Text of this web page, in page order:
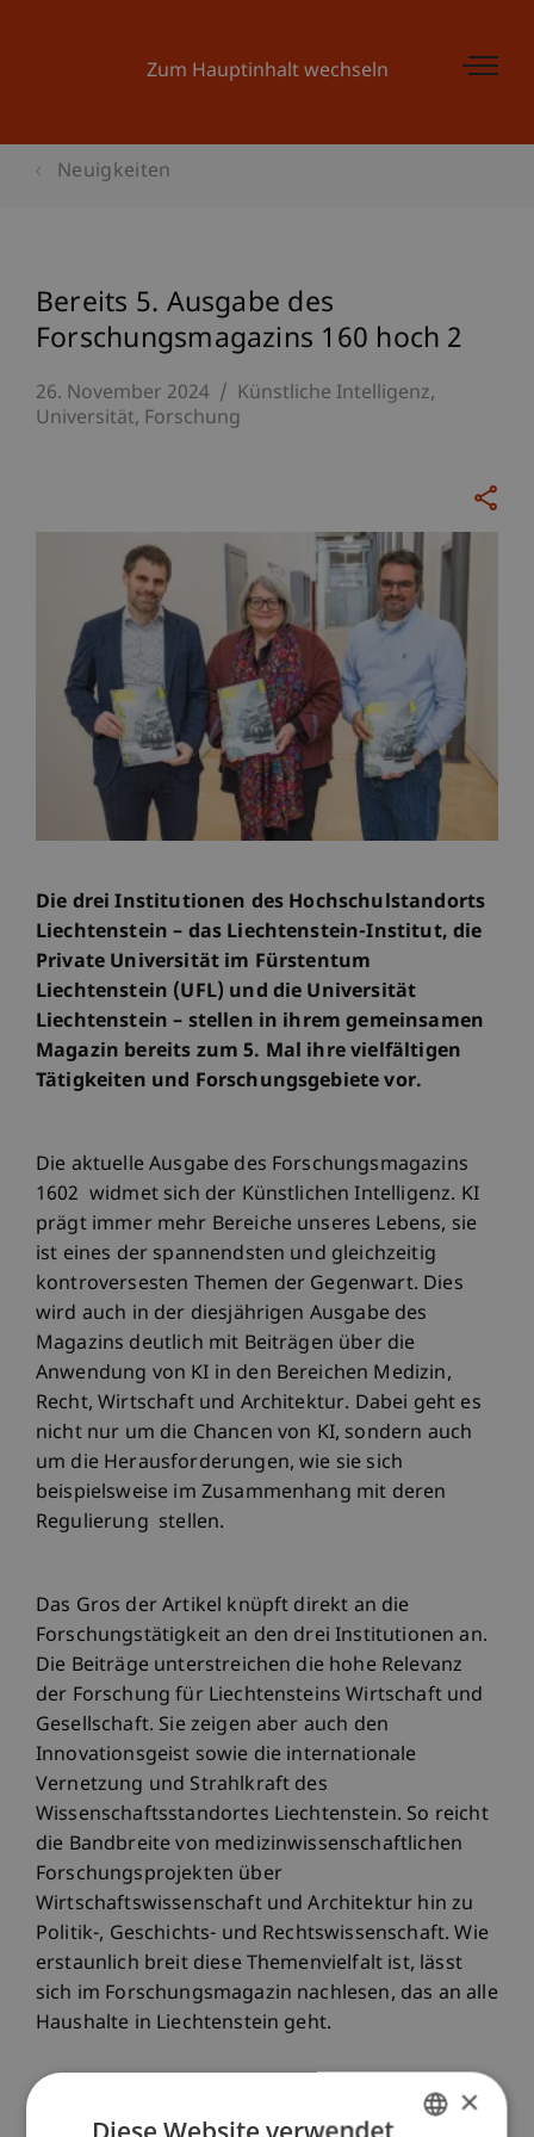
Zum Hauptinhalt wechseln
Neuigkeiten
Bereits 5. Ausgabe des
Forschungsmagazins 160 hoch 2
26. November 2024
Künstliche Intelligenz
Universität Forschung
Die drei Institutionen des Hochschulstandorts
Liechtenstein – das Liechtenstein-Institut, die
Private Universität im Fürstentum
Liechtenstein (UFL) und die Universität
Liechtenstein – stellen in ihrem gemeinsamen
Magazin bereits zum 5. Mal ihre vielfältigen
Tätigkeiten und Forschungsgebiete vor.
Die aktuelle Ausgabe des Forschungsmagazins
1602 widmet sich der Künstlichen Intelligenz. KI
prägt immer mehr Bereiche unseres Lebens, sie
ist eines der spannendsten und gleichzeitig
kontroversesten Themen der Gegenwart. Dies
wird auch in der diesjährigen Ausgabe des
Magazins deutlich mit Beiträgen über die
Anwendung von KI in den Bereichen Medizin,
Recht, Wirtschaft und Architektur. Dabei geht es
nicht nur um die Chancen von KI, sondern auch
um die Herausforderungen, wie sie sich
beispielsweise im Zusammenhang mit deren
Regulierung stellen.
Das Gros der Artikel knüpft direkt an die
Forschungstätigkeit an den drei Institutionen an.
Die Beiträge unterstreichen die hohe Relevanz
der Forschung für Liechtensteins Wirtschaft und
Gesellschaft. Sie zeigen aber auch den
Innovationsgeist sowie die internationale
Vernetzung und Strahlkraft des
Wissenschaftsstandortes Liechtenstein. So reicht
die Bandbreite von medizinwissenschaftlichen
Forschungsprojekten über
Wirtschaftswissenschaft und Architektur hin zu
Politik-, Geschichts- und Rechtswissenschaft. Wie
erstaunlich breit diese Themenvielfalt ist, lässt
sich im Forschungsmagazin nachlesen, das an alle
Haushalte in Liechtenstein geht.
«Das Magazin bietet einen gut verständlichen ×